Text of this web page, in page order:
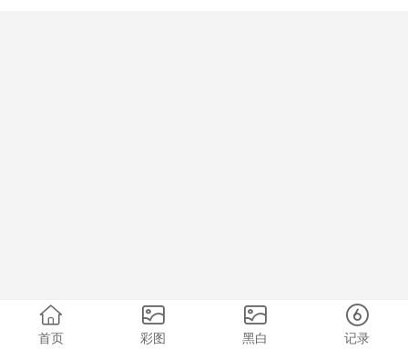
首页 彩图 黑白 记录